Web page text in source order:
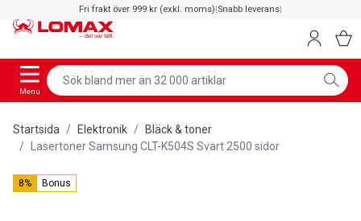
Fri frakt över 999 kr (exkl. moms)|Snabb leverans|
Menu
Startsida Elektronik
Bläck & toner
Lasertoner Samsung CLT-K504S Svart 2500 sidor
8% Bonus